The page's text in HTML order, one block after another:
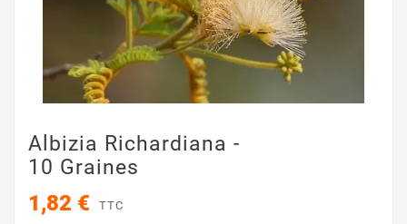
Albizia Richardiana -
10 Graines
1,82 €
TTC